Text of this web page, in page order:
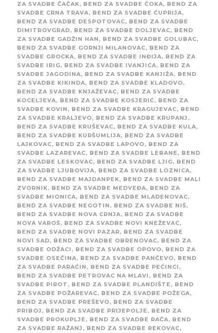
ZA SVADBE ČAČAK, BEND ZA SVADBE ČOKA, BEND ZA
SVADBE CRNA TRAVA, BEND ZA SVADBE ĆUPRIJA,
BEND ZA SVADBE DESPOTOVAC, BEND ZA SVADBE
DIMITROVGRAD, BEND ZA SVADBE DOLJEVAC, BEND
ZA SVADBE GADŽIN HAN , BEND ZA SVADBE GOLUBAC,
BEND ZA SVADBE GORNJI MILANOVAC, BEND ZA
SVADBE GROCKA, BEND ZA SVADBE INĐIJA, BEND ZA
SVADBE IRIG, BEND ZA SVADBE IVANJICA, BEND ZA
SVADBE JAGODINA, BEND ZA SVADBE KANJIŽA, BEND
ZA SVADBE KIKINDA, BEND ZA SVADBE KLADOVO,
BEND ZA SVADBE KNJAŽEVAC, BEND ZA SVADBE
KOCELJEVA, BEND ZA SVADBE KOSJERIĆ, BEND ZA
SVADBE KOVIN , BEND ZA SVADBE KRAGUJEVAC, BEND
ZA SVADBE KRALJEVO, BEND ZA SVADBE KRUPANJ ,
BEND ZA SVADBE KRUŠEVAC, BEND ZA SVADBE KULA,
BEND ZA SVADBE KURŠUMLIJA, BEND ZA SVADBE
LAJKOVAC, BEND ZA SVADBE LAPOVO, BEND ZA
SVADBE LAZAREVAC, BEND ZA SVADBE LEBANE , BEND
ZA SVADBE LESKOVAC, BEND ZA SVADBE LJIG, BEND
ZA SVADBE LJUBOVIJA, BEND ZA SVADBE LOZNICA,
BEND ZA SVADBE MAJDANPEK, BEND ZA SVADBE MALI
ZVORNIK, BEND ZA SVADBE MEDVEĐA, BEND ZA
SVADBE MIONICA, BEND ZA SVADBE MLADENOVAC,
BEND ZA SVADBE NEGOTIN , BEND ZA SVADBE NIŠ,
BEND ZA SVADBE NOVA CRNJA, BEND ZA SVADBE
NOVA VAROŠ, BEND ZA SVADBE NOVI KNEŽEVAC,
BEND ZA SVADBE NOVI PAZAR, BEND ZA SVADBE
NOVI SAD, BEND ZA SVADBE OBRENOVAC, BEND ZA
SVADBE ODŽACI , BEND ZA SVADBE OPOVO, BEND ZA
SVADBE OSEČINA, BEND ZA SVADBE PANČEVO, BEND
ZA SVADBE PARAĆIN , BEND ZA SVADBE PEĆINCI ,
BEND ZA SVADBE PETROVAC NA MLAVI , BEND ZA
SVADBE PIROT , BEND ZA SVADBE PLANDIŠTE , BEND
ZA SVADBE POŽAREVAC, BEND ZA SVADBE POŽEGA,
BEND ZA SVADBE PREŠEVO, BEND ZA SVADBE
PRIBOJ , BEND ZA SVADBE PRIJEPOLJE , BEND ZA
SVADBE PROKUPLJE , BEND ZA SVADBE RAČA, BEND
ZA SVADBE RAŽANJ , BEND ZA SVADBE REKOVAC,